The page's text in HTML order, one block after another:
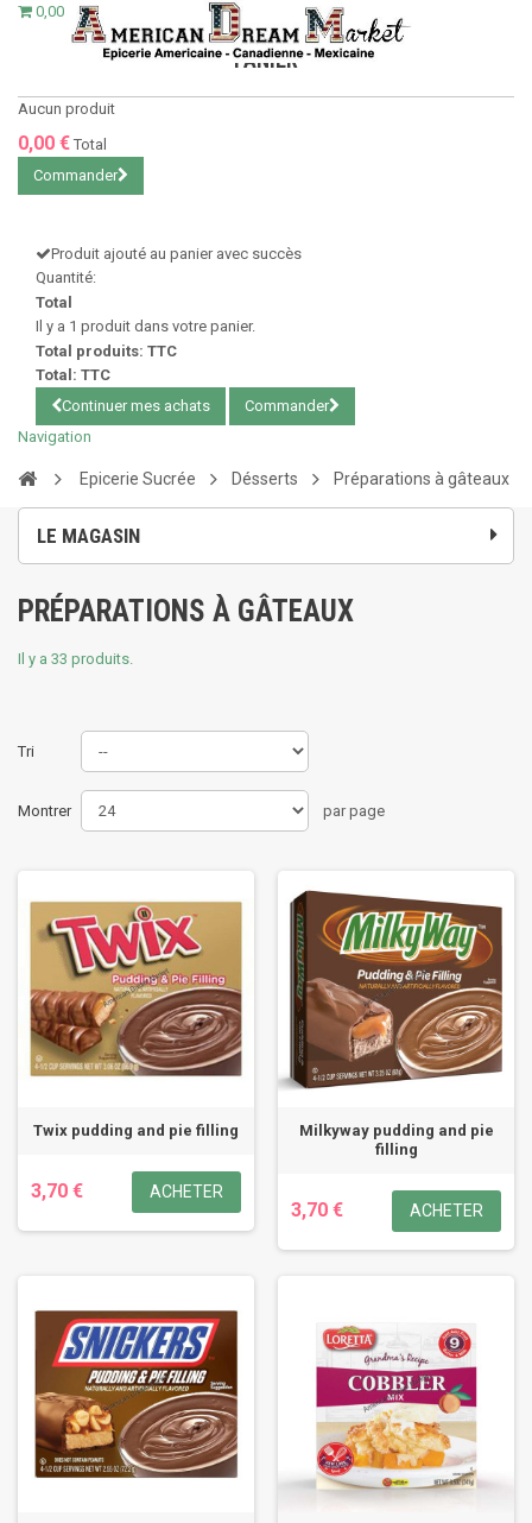
0,00 €
PANIER
Aucun produit
0,00 € Total
Commander
Produit ajouté au panier avec succès
Quantité:
Total
Il y a 1 produit dans votre panier.
Total produits: TTC
Total: TTC
Continuer mes achats
Commander
Navigation
Epicerie Sucrée Désserts Préparations à gâteaux
LE MAGASIN
PRÉPARATIONS À GÂTEAUX
Il y a 33 produits.
Tri
Montrer par page
Twix pudding and pie filling
3,70 € ACHETER
Milkyway pudding and pie
filling
3,70 € ACHETER